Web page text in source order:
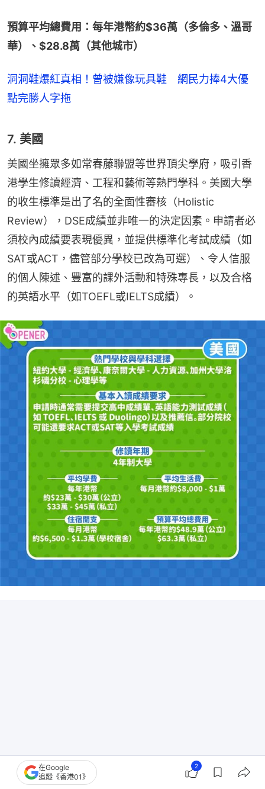
預算平均總費用：每年港幣約$36萬（多倫多、溫哥
華）、$28.8萬（其他城市）
洞洞鞋爆紅真相！曾被嫌像玩具鞋 網民力捧4大優
點完勝人字拖
7. 美國
美國坐擁眾多如常春藤聯盟等世界頂尖學府，吸引香
港學生修讀經濟、工程和藝術等熱門學科。美國大學
的收生標準是出了名的全面性審核（Holistic
Review），DSE成績並非唯一的決定因素。申請者必
須校內成績要表現優異，並提供標準化考試成績（如
SAT或ACT，儘管部分學校已改為可選）、令人信服
的個人陳述、豐富的課外活動和特殊專長，以及合格
的英語水平（如TOEFL或IELTS成績）。
熱門學校與學科選擇：紐約大學 - 經濟學、康奈爾大
在Google
追蹤《香港01》
2